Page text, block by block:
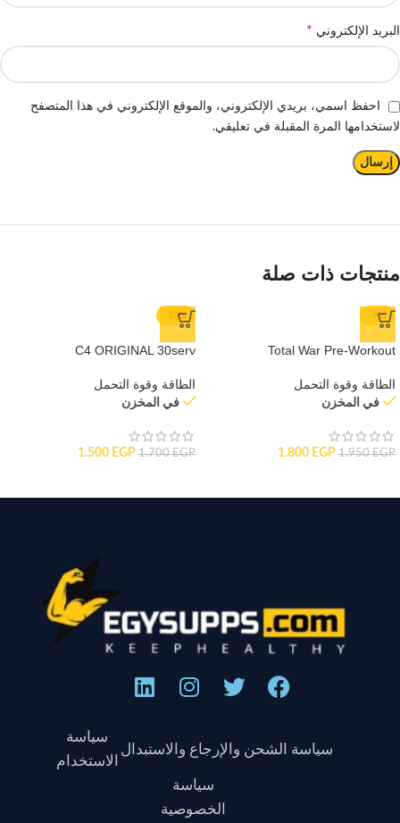
البريد الإلكتروني *
احفظ اسمي، بريدي الإلكتروني، والموقع الإلكتروني في هذا المتصفح
لاستخدامها المرة المقبلة في تعليقي.
منتجات ذات صلة
-8%
Total War Pre-Workout
الطاقة وقوة التحمل
في المخزن
1.950EGP
1.800 EGP
-12%
C4 ORIGINAL 30serv
الطاقة وقوة التحمل
في المخزن
1.700EGP
1.500 EGP
سياسة الشحن والإرجاع والاستبدال
سياسة
الاستخدام
سياسة
الخصوصية